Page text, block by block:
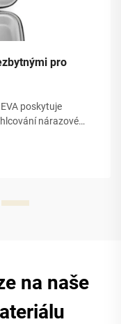
pro
poskytuje
nárazové
na naše